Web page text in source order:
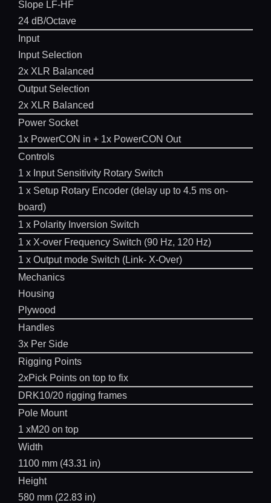
Slope LF-HF
24 dB/Octave
Input
Input Selection
2x XLR Balanced
Output Selection
2x XLR Balanced
Power Socket
1x PowerCON in + 1x PowerCON Out
Controls
1 x Input Sensitivity Rotary Switch
1 x Setup Rotary Encoder (delay up to 4.5 ms on-
board)
1 x Polarity Inversion Switch
1 x X-over Frequency Switch (90 Hz, 120 Hz)
1 x Output mode Switch (Link- X-Over)
Mechanics
Housing
Plywood
Handles
3x Per Side
Rigging Points
2xPick Points on top to fix
DRK10/20 rigging frames
Pole Mount
1 xM20 on top
Width
1100 mm (43.31 in)
Height
580 mm (22.83 in)